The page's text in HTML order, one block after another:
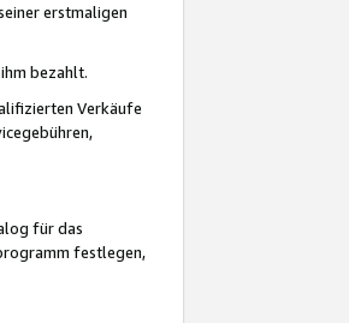
erstmaligen
bezahlt.
Verkäufe
für das
festlegen,